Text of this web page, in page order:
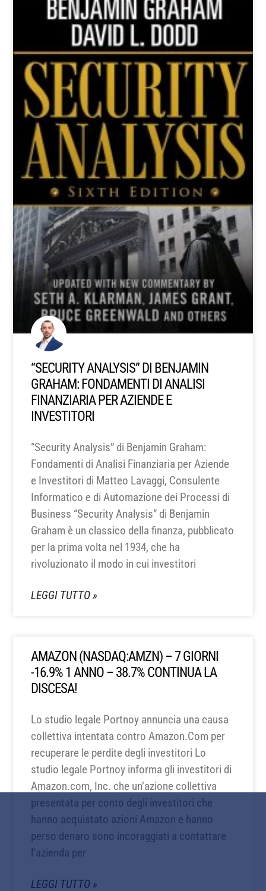
“SECURITY ANALYSIS” DI BENJAMIN
GRAHAM: FONDAMENTI DI ANALISI
FINANZIARIA PER AZIENDE E
INVESTITORI
“Security Analysis” di Benjamin Graham:
Fondamenti di Analisi Finanziaria per Aziende
e Investitori di Matteo Lavaggi, Consulente
Informatico e di Automazione dei Processi di
Business “Security Analysis” di Benjamin
Graham è un classico della finanza, pubblicato
per la prima volta nel 1934, che ha
rivoluzionato il modo in cui investitori
LEGGI TUTTO »
AMAZON (NASDAQ:AMZN) – 7 GIORNI
-16.9% 1 ANNO – 38.7% CONTINUA LA
DISCESA!
Lo studio legale Portnoy annuncia una causa
collettiva intentata contro Amazon.Com per
recuperare le perdite degli investitori Lo
studio legale Portnoy informa gli investitori di
Amazon.com, Inc. che un’azione collettiva
presentata per conto degli investitori che
hanno acquistato azioni Amazon e hanno
perso denaro sono incoraggiati a contattare
l’azienda per
LEGGI TUTTO »